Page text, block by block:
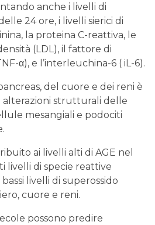
anche i livelli di
24 ore, i livelli sierici di
la proteina C-reattiva, le
(LDL), il fattore di
α), e l’interleuchina-6 ( iL-6).
del cuore e dei reni è
alterazioni strutturali delle
mesangiali e podociti
ai livelli alti di AGE nel
livelli di specie reattive
livelli di superossido
cuore e reni.
possono predire